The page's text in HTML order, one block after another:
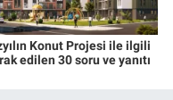
Konut Projesi ile ilgili
edilen 30 soru ve yanıtı